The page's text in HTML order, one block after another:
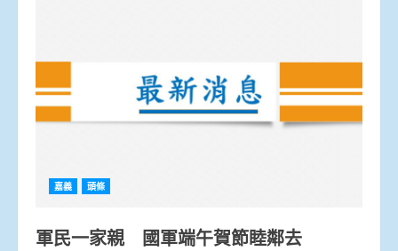
嘉義 頭條
軍民一家親 國軍端午賀節睦鄰去